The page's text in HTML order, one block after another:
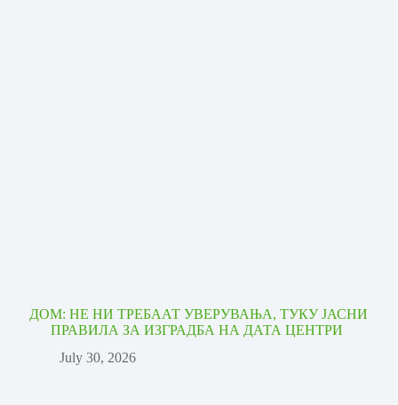
ДОМ: НЕ НИ ТРЕБААТ УВЕРУВАЊА, ТУКУ ЈАСНИ
ПРАВИЛА ЗА ИЗГРАДБА НА ДАТА ЦЕНТРИ
July 30, 2026